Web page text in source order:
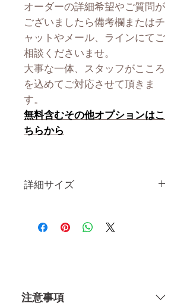
オーダーの詳細希望やご質問が
ございましたら備考欄またはチ
ャットやメール、ラインにてご
相談くださいませ。
大事な一体、スタッフがこころ
を込めてご対応させて頂きま
す。
無料含むその他オプションはこ
ちらから
詳細サイズ
カップ
注意事項